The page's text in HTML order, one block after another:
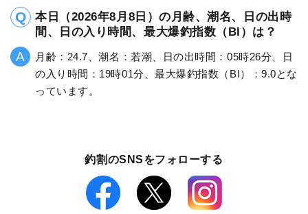
本日（2026年8月8日）の月齢、潮名、日の出時
間、日の入り時間、最大爆釣指数（BI）は？
月齢：24.7、潮名：若潮、日の出時間：05時26分、日
の入り時間：19時01分、最大爆釣指数（BI）：9.0とな
っています。
釣割のSNSをフォローする